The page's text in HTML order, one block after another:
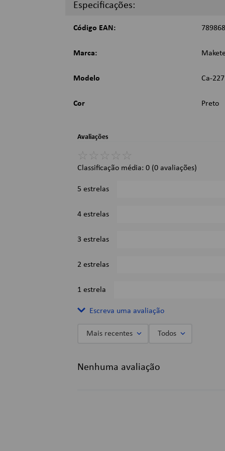
Especificações:
Código EAN:
Marca:
Modelo Ca-
Cor Preto
Avaliações
☆ ☆ ☆ ☆ ☆
Classificação média: 0 (0 avaliações)
5 estrelas
4 estrelas
3 estrelas
2 estrelas
1 estrela
Escreva uma avaliação
Título
Mais recentes Todos
Nenhuma avaliação